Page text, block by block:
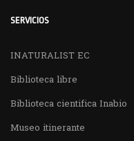
SERVICIOS
INATURALIST EC
Biblioteca libre
Biblioteca cientifica Inabio
Museo itinerante